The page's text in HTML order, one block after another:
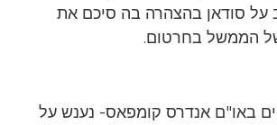
על סודאן בהצהרה בה סיכם את
הממשל בחרטום.
באו"ם אנדרס קומפאס- נענש על